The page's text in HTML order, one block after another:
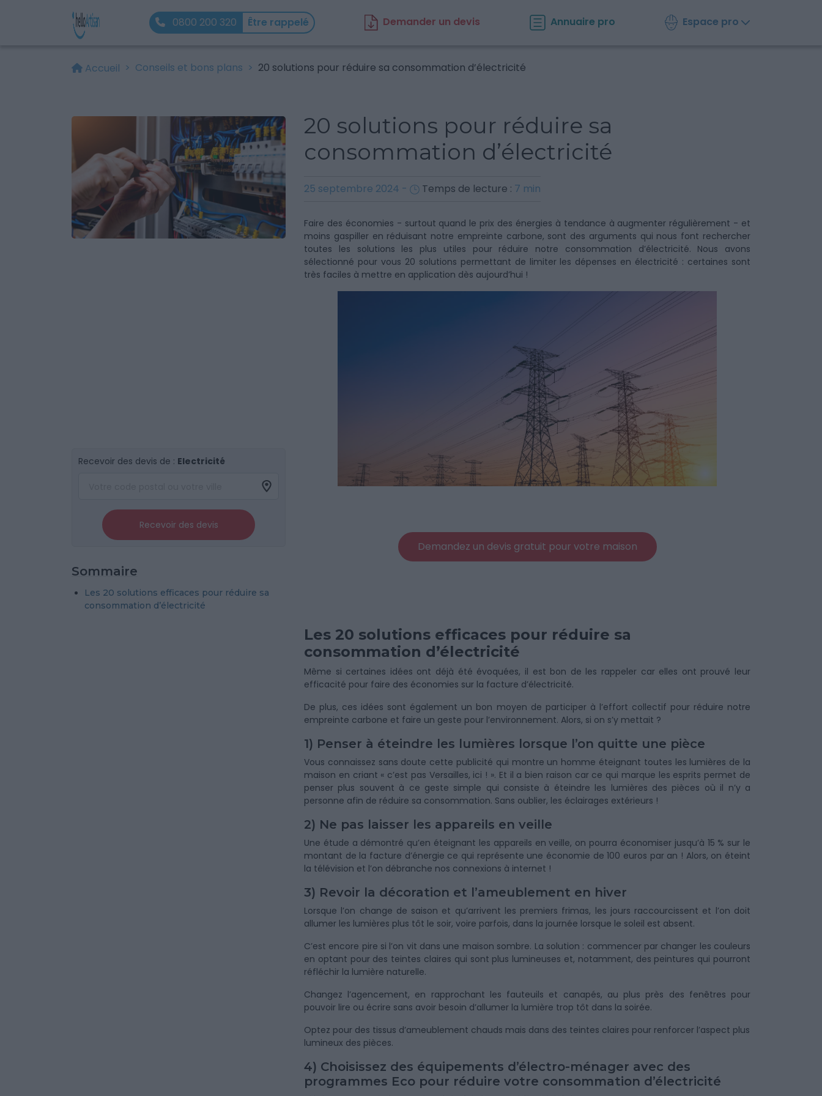
0800 200 320 Être rappelé Demander un devis Annuaire pro Espace pro
Accueil Conseils et bons plans 20 solutions pour réduire sa consommation d’électricité
Recevoir des devis de : Electricité
Recevoir des devis
Sommaire
Les 20 solutions efficaces pour réduire sa
consommation d’électricité
20 solutions pour réduire sa
consommation d’électricité
25 septembre 2024 - Temps de lecture : 7 min
Faire des économies - surtout quand le prix des énergies à tendance à augmenter régulièrement - et
moins gaspiller en réduisant notre empreinte carbone, sont des arguments qui nous font rechercher
toutes les solutions les plus utiles pour réduire notre consommation d’électricité. Nous avons
sélectionné pour vous 20 solutions permettant de limiter les dépenses en électricité : certaines sont
très faciles à mettre en application dès aujourd’hui !
Demandez un devis gratuit pour votre maison
Les 20 solutions efficaces pour réduire sa
consommation d’électricité
Même si certaines idées ont déjà été évoquées, il est bon de les rappeler car elles ont prouvé leur
efficacité pour faire des économies sur la facture d’électricité.
De plus, ces idées sont également un bon moyen de participer à l’effort collectif pour réduire notre
empreinte carbone et faire un geste pour l’environnement. Alors, si on s’y mettait ?
1) Penser à éteindre les lumières lorsque l’on quitte une pièce
Vous connaissez sans doute cette publicité qui montre un homme éteignant toutes les lumières de la
maison en criant « c’est pas Versailles, ici ! ». Et il a bien raison car ce qui marque les esprits permet de
penser plus souvent à ce geste simple qui consiste à éteindre les lumières des pièces où il n’y a
personne afin de réduire sa consommation. Sans oublier, les éclairages extérieurs !
2) Ne pas laisser les appareils en veille
Une étude a démontré qu’en éteignant les appareils en veille, on pourra économiser jusqu’à 15 % sur le
montant de la facture d’énergie ce qui représente une économie de 100 euros par an ! Alors, on éteint
la télévision et l’on débranche nos connexions à internet !
3) Revoir la décoration et l’ameublement en hiver
Lorsque l’on change de saison et qu’arrivent les premiers frimas, les jours raccourcissent et l’on doit
allumer les lumières plus tôt le soir, voire parfois, dans la journée lorsque le soleil est absent.
C’est encore pire si l’on vit dans une maison sombre. La solution : commencer par changer les couleurs
en optant pour des teintes claires qui sont plus lumineuses et, notamment, des peintures qui pourront
réfléchir la lumière naturelle.
Changez l’agencement, en rapprochant les fauteuils et canapés, au plus près des fenêtres pour
pouvoir lire ou écrire sans avoir besoin d’allumer la lumière trop tôt dans la soirée.
Optez pour des tissus d’ameublement chauds mais dans des teintes claires pour renforcer l’aspect plus
lumineux des pièces.
4) Choisissez des équipements d’électro-ménager avec des
programmes Eco pour réduire votre consommation d’électricité